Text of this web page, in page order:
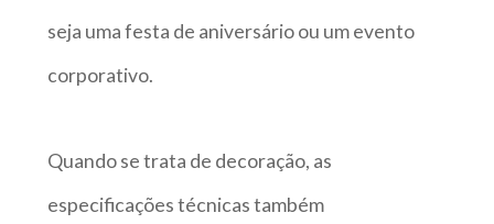
seja uma festa de aniversário ou um evento
corporativo.
Quando se trata de decoração, as
especificações técnicas também